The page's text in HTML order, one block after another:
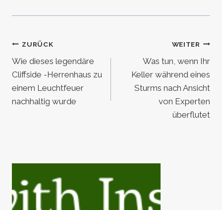
Beitragsnavigation
ZURÜCK
Wie dieses legendäre
Cliffside -Herrenhaus zu
einem Leuchtfeuer
nachhaltig wurde
WEITER
Was tun, wenn Ihr
Keller während eines
Sturms nach Ansicht
von Experten
überflutet